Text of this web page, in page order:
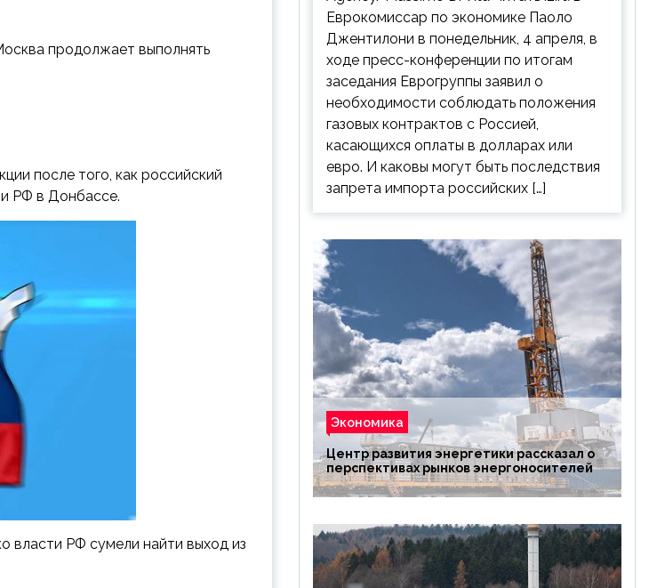
продолжает выполнять
после того, как российский
РФ в Донбассе.
власти РФ сумели найти выход из
Еврокомиссар по экономике Паоло
Джентилони в понедельник, 4 апреля, в
ходе пресс-конференции по итогам
заседания Еврогруппы заявил о
необходимости соблюдать положения
газовых контрактов с Россией,
касающихся оплаты в долларах или
евро. И каковы могут быть последствия
запрета импорта российских […]
Экономика
Центр развития энергетики рассказал о
перспективах рынков энергоносителей